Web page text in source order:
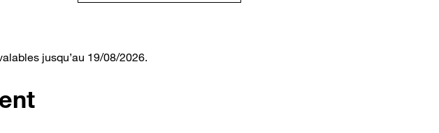
jusqu’au 19/08/2026.